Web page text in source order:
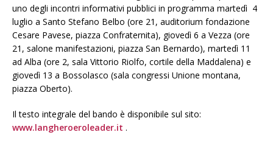
uno degli incontri informativi pubblici in programma martedì 4
luglio a Santo Stefano Belbo (ore 21, auditorium fondazione
Cesare Pavese, piazza Confraternita), giovedì 6 a Vezza (ore
21, salone manifestazioni, piazza San Bernardo), martedì 11
ad Alba (ore 2, sala Vittorio Riolfo, cortile della Maddalena) e
giovedì 13 a Bossolasco (sala congressi Unione montana,
piazza Oberto).
Il testo integrale del bando è disponibile sul sito:
www.langheroeroleader.it .